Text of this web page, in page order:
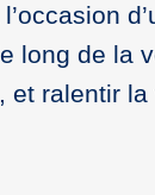
long de la
et ralentir